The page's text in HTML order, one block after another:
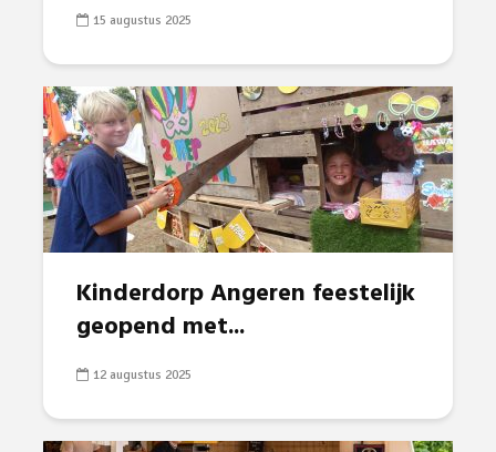
15 augustus 2025
Kinderdorp Angeren feestelijk
geopend met...
12 augustus 2025